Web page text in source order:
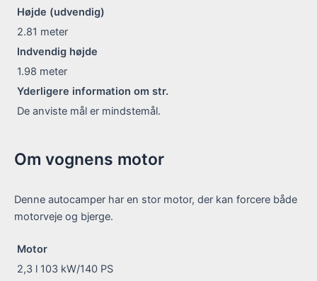
Højde (udvendig)
2.81 meter
Indvendig højde
1.98 meter
Yderligere information om str.
De anviste mål er mindstemål.
Om vognens motor
Denne autocamper har en stor motor, der kan forcere både
motorveje og bjerge.
Motor
2,3 l 103 kW/140 PS